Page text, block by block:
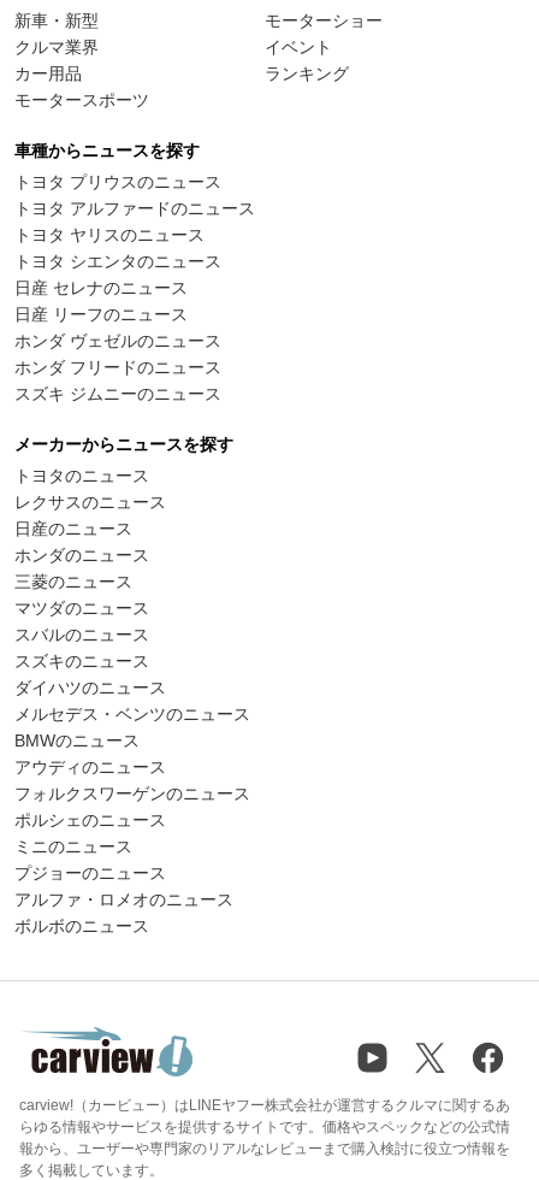
新車・新型
クルマ業界
カー用品
モータースポーツ
モーターショー
イベント
ランキング
車種からニュースを探す
トヨタ プリウスのニュース
トヨタ アルファードのニュース
トヨタ ヤリスのニュース
トヨタ シエンタのニュース
日産 セレナのニュース
日産 リーフのニュース
ホンダ ヴェゼルのニュース
ホンダ フリードのニュース
スズキ ジムニーのニュース
メーカーからニュースを探す
トヨタのニュース
レクサスのニュース
日産のニュース
ホンダのニュース
三菱のニュース
マツダのニュース
スバルのニュース
スズキのニュース
ダイハツのニュース
メルセデス・ベンツのニュース
BMWのニュース
アウディのニュース
フォルクスワーゲンのニュース
ポルシェのニュース
ミニのニュース
プジョーのニュース
アルファ・ロメオのニュース
ボルボのニュース
carview!（カービュー）はLINEヤフー株式会社が運営するクルマに関するあ
らゆる情報やサービスを提供するサイトです。価格やスペックなどの公式情
報から、ユーザーや専門家のリアルなレビューまで購入検討に役立つ情報を
多く掲載しています。